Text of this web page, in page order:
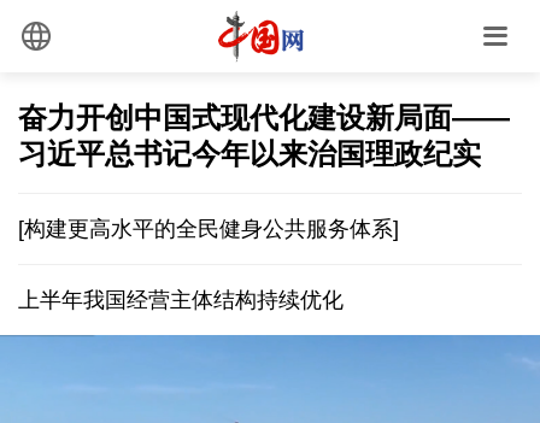
奋力开创中国式现代化建设新局面——
习近平总书记今年以来治国理政纪实
[构建更高水平的全民健身公共服务体系]
上半年我国经营主体结构持续优化